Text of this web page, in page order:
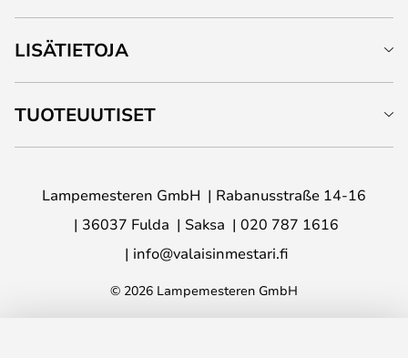
LISÄTIETOJA
TUOTEUUTISET
Lampemesteren GmbH
Rabanusstraße 14-16
36037 Fulda
Saksa
020 787 1616
info@valaisinmestari.fi
© 2026 Lampemesteren GmbH